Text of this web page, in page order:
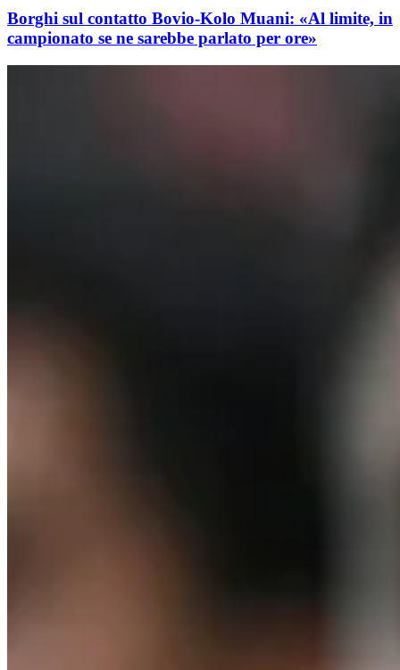
Borghi sul contatto Bovio-Kolo Muani: «Al limite, in
campionato se ne sarebbe parlato per ore»